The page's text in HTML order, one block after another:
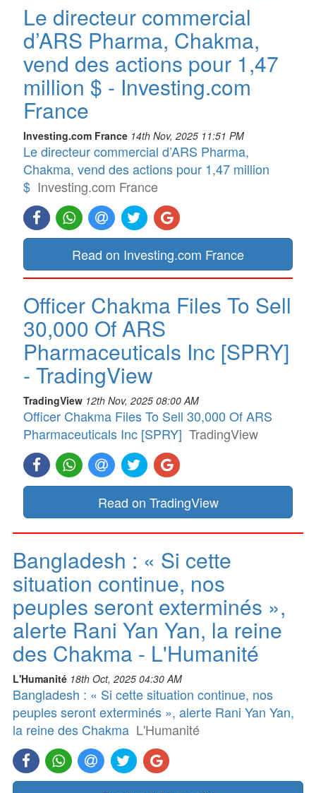
Le directeur commercial
d’ARS Pharma, Chakma,
vend des actions pour 1,47
million $ - Investing.com
France
Investing.com France 14th Nov, 2025 11:51 PM
Le directeur commercial d’ARS Pharma,
Chakma, vend des actions pour 1,47 million
$ Investing.com France
Read on Investing.com France
Officer Chakma Files To Sell
30,000 Of ARS
Pharmaceuticals Inc [SPRY]
- TradingView
TradingView 12th Nov, 2025 08:00 AM
Officer Chakma Files To Sell 30,000 Of ARS
Pharmaceuticals Inc [SPRY] TradingView
Read on TradingView
Bangladesh : « Si cette
situation continue, nos
peuples seront exterminés »,
alerte Rani Yan Yan, la reine
des Chakma - L'Humanité
L'Humanité 18th Oct, 2025 04:30 AM
Bangladesh : « Si cette situation continue, nos
peuples seront exterminés », alerte Rani Yan Yan,
la reine des Chakma L'Humanité